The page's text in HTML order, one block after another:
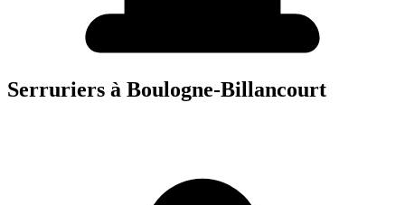
Serruriers à Boulogne-Billancourt